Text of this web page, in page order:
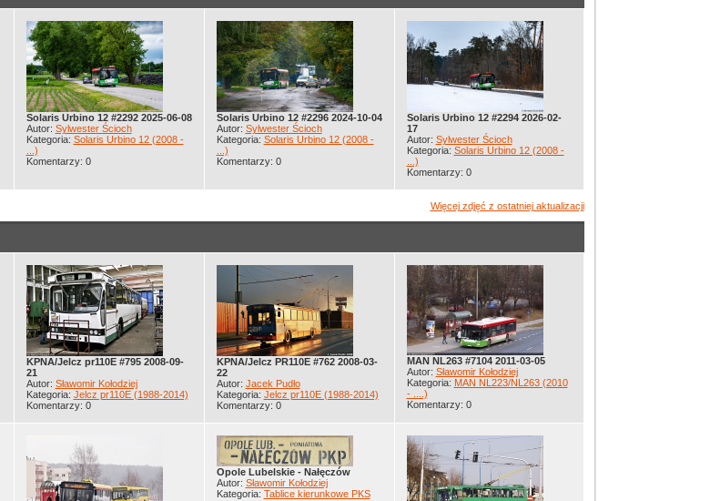
Solaris Urbino 12 #2292 2025-06-08
Autor: Sylwester Ścioch
Kategoria: Solaris Urbino 12 (2008 -
...)
Komentarzy: 0
Solaris Urbino 12 #2296 2024-10-04
Autor: Sylwester Ścioch
Kategoria: Solaris Urbino 12 (2008 -
...)
Komentarzy: 0
Solaris Urbino 12 #2294 2026-02-
17
Autor: Sylwester Ścioch
Kategoria: Solaris Urbino 12 (2008 -
...)
Komentarzy: 0
Więcej zdjęć z ostatniej aktualizacji
KPNA/Jelcz pr110E #795 2008-09-
21
Autor: Sławomir Kołodziej
Kategoria: Jelcz pr110E (1988-2014)
Komentarzy: 0
KPNA/Jelcz PR110E #762 2008-03-
22
Autor: Jacek Pudło
Kategoria: Jelcz pr110E (1988-2014)
Komentarzy: 0
MAN NL263 #7104 2011-03-05
Autor: Sławomir Kołodziej
Kategoria: MAN NL223/NL263 (2010
- ....)
Komentarzy: 0
Opole Lubelskie - Nałęczów
Autor: Sławomir Kołodziej
Kategoria: Tablice kierunkowe PKS